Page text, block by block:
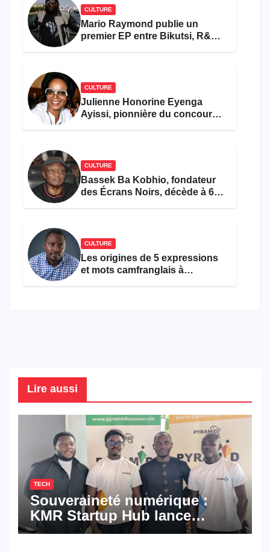
CULTURE
Mario Raymond publie un
premier EP entre Bikutsi, R&B
CULTURE
Julienne Honorine Eyenga
Ayissi, pionnière du concours
CULTURE
Bassek Ba Kobhio, fondateur
des Écrans Noirs, décède à 69
CULTURE
Les origines de 5 expressions
et mots camfranglais à
Lire aussi
TECH
Souveraineté numérique :
KMR Startup Hub lance
Pyramid Browser et Pyramid